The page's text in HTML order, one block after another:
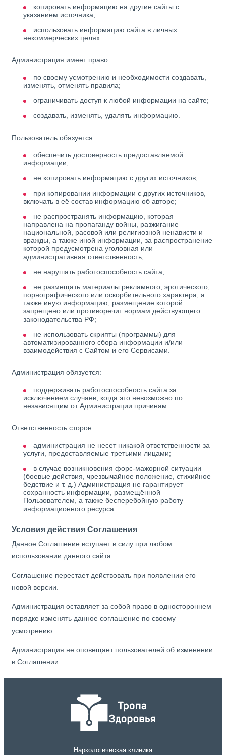
копировать информацию на другие сайты с
указанием источника;
использовать информацию сайта в личных
некоммерческих целях.
Администрация имеет право:
по своему усмотрению и необходимости создавать,
изменять, отменять правила;
ограничивать доступ к любой информации на сайте;
создавать, изменять, удалять информацию.
Пользователь обязуется:
обеспечить достоверность предоставляемой
информации;
не копировать информацию с других источников;
при копировании информации с других источников,
включать в её состав информацию об авторе;
не распространять информацию, которая
направлена на пропаганду войны, разжигание
национальной, расовой или религиозной ненависти и
вражды, а также иной информации, за распространение
которой предусмотрена уголовная или
административная ответственность;
не нарушать работоспособность сайта;
не размещать материалы рекламного, эротического,
порнографического или оскорбительного характера, а
также иную информацию, размещение которой
запрещено или противоречит нормам действующего
законодательства РФ;
не использовать скрипты (программы) для
автоматизированного сбора информации и/или
взаимодействия с Сайтом и его Сервисами.
Администрация обязуется:
поддерживать работоспособность сайта за
исключением случаев, когда это невозможно по
независящим от Администрации причинам.
Ответственность сторон:
администрация не несет никакой ответственности за
услуги, предоставляемые третьими лицами;
в случае возникновения форс-мажорной ситуации
(боевые действия, чрезвычайное положение, стихийное
бедствие и т. д.) Администрация не гарантирует
сохранность информации, размещённой
Пользователем, а также бесперебойную работу
информационного ресурса.
Условия действия Соглашения
Данное Соглашение вступает в силу при любом
использовании данного сайта.
Соглашение перестает действовать при появлении его
новой версии.
Администрация оставляет за собой право в одностороннем
порядке изменять данное соглашение по своему
усмотрению.
Администрация не оповещает пользователей об изменении
в Соглашении.
Наркологическая клиника